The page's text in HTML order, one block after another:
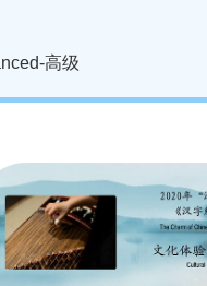
高级